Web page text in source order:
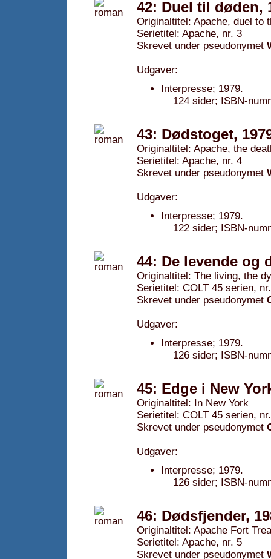
42: Duel til døden,
Originaltitel: Apache, duel to
Serietitel: Apache, nr. 3
Skrevet under pseudonymet
Udgaver:
Interpresse; 1979.
124 sider; ISBN-
43: Dødstoget,
Originaltitel: Apache, the
Serietitel: Apache, nr. 4
Skrevet under pseudonymet
Udgaver:
Interpresse; 1979.
122 sider; ISBN-
44: De levende og
Originaltitel: The living, the
Serietitel: COLT 45 serien,
Skrevet under pseudonymet
Udgaver:
Interpresse; 1979.
126 sider; ISBN-
45: Edge i New
Originaltitel: In New York
Serietitel: COLT 45 serien,
Skrevet under pseudonymet
Udgaver:
Interpresse; 1979.
126 sider; ISBN-
46: Dødsfjender,
Originaltitel: Apache Fort
Serietitel: Apache, nr. 5
Skrevet under pseudonymet